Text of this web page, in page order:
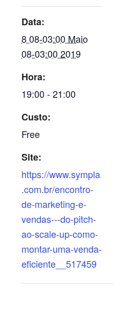
Data:
8 08-03:00 Maio
08-03:00 2019
Hora:
19:00 - 21:00
Custo:
Free
Site:
https://www.sympla
.com.br/encontro-
de-marketing-e-
vendas---do-pitch-
ao-scale-up-como-
montar-uma-venda-
eficiente__517459